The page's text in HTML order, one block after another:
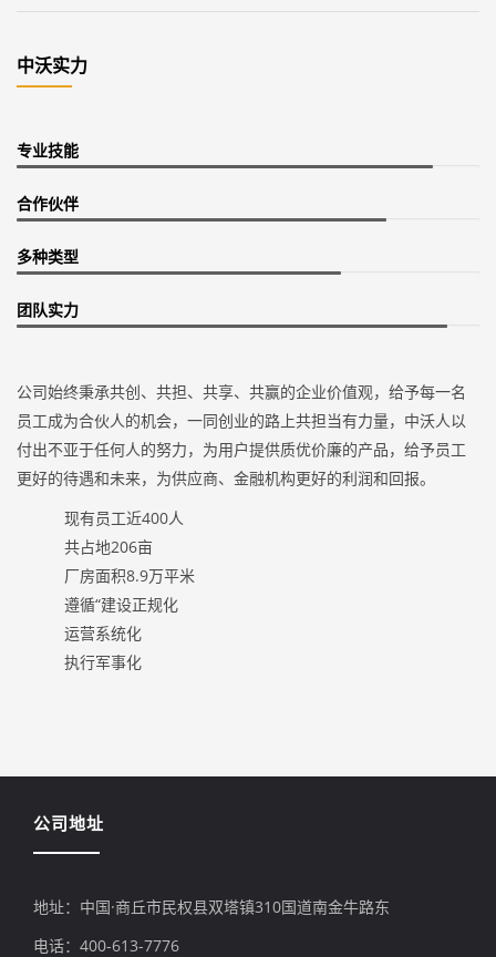
中沃实力
专业技能
合作伙伴
多种类型
团队实力
公司始终秉承共创、共担、共享、共赢的企业价值观，给予每一名
员工成为合伙人的机会，一同创业的路上共担当有力量，中沃人以
付出不亚于任何人的努力，为用户提供质优价廉的产品，给予员工
更好的待遇和未来，为供应商、金融机构更好的利润和回报。
现有员工近400人
共占地206亩
厂房面积8.9万平米
遵循“建设正规化
运营系统化
执行军事化
公司地址
地址：中国·商丘市民权县双塔镇310国道南金牛路东
电话：400-613-7776